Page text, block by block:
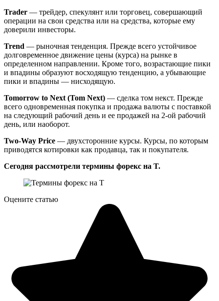
Trader — трейдер, спекулянт или торговец, совершающий
операции на свои средства или на средства, которые ему
доверили инвесторы.
Trend — рыночная тенденция. Прежде всего устойчивое
долговременное движение цены (курса) на рынке в
определенном направлении. Кроме того, возрастающие пики
и впадины образуют восходящую тенденцию, а убывающие
пики и впадины — нисходящую.
Tomorrow to Next (Tom Next) — сделка том некст. Прежде
всего одновременная покупка и продажа валюты с поставкой
на следующий рабочий день и ее продажей на 2-ой рабочий
день, или наоборот.
Two-Way Price — двухсторонние курсы. Курсы, по которым
приводятся котировки как продавца, так и покупателя.
Сегодня рассмотрели термины форекс на T.
Оцените статью